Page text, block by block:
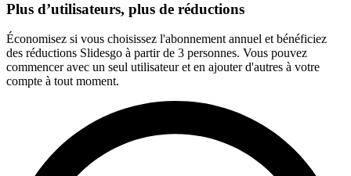
Plus d’utilisateurs, plus de réductions
Économisez si vous choisissez l'abonnement annuel et bénéficiez
des réductions Slidesgo à partir de 3 personnes. Vous pouvez
commencer avec un seul utilisateur et en ajouter d'autres à votre
compte à tout moment.